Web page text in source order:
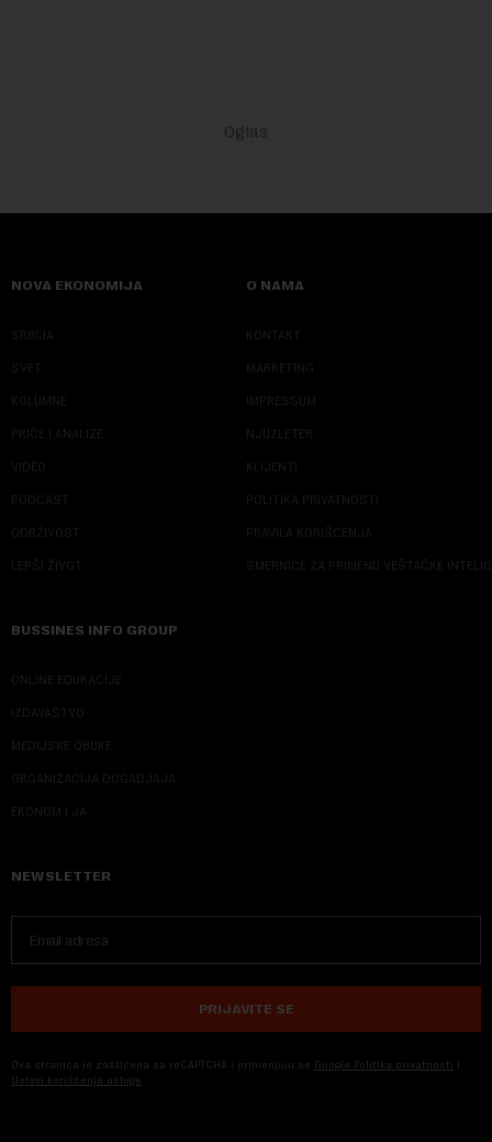
NOVA EKONOMIJA
SRBIJA
SVET
KOLUMNE
PRIČE I ANALIZE
VIDEO
PODCAST
ODRŽIVOST
LEPŠI ŽIVOT
O NAMA
KONTAKT
MARKETING
IMPRESSUM
NJUZLETER
KLIJENTI
POLITIKA PRIVATNOSTI
PRAVILA KORIŠĆENJA
SMERNICE ZA PRIMENU VEŠTAČKE
BUSSINES INFO GROUP
ONLINE EDUKACIJE
IZDAVAŠTVO
MEDIJSKE OBUKE
ORGANIZACIJA DOGADJAJA
EKONOM I JA
NEWSLETTER
PRIJAVITE SE
Ova stranica je zaštićena sa reCAPTCHA i primenjuju se Google Politika privatnosti i
Uslovi korišćenja usluge